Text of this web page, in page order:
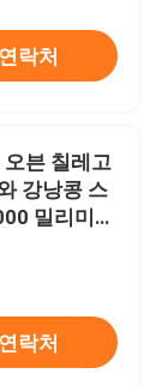
연락처
븐 칠레고
강낭콩 스
밀리미터
연락처